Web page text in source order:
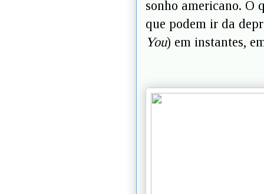
sonho americano. O
que podem ir da
You) em instantes,